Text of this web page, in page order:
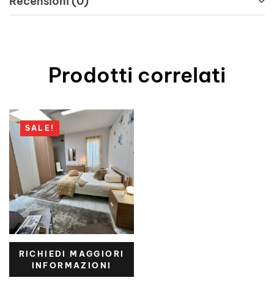
Prodotti correlati
SALE!
RICHIEDI MAGGIORI
INFORMAZIONI